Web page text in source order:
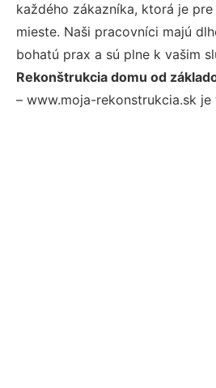
každého zákazníka, ktorá je
mieste. Naši pracovníci majú
bohatú prax a sú plne k vašim
Rekonštrukcia domu od
– www.moja-rekonstrukcia.sk je